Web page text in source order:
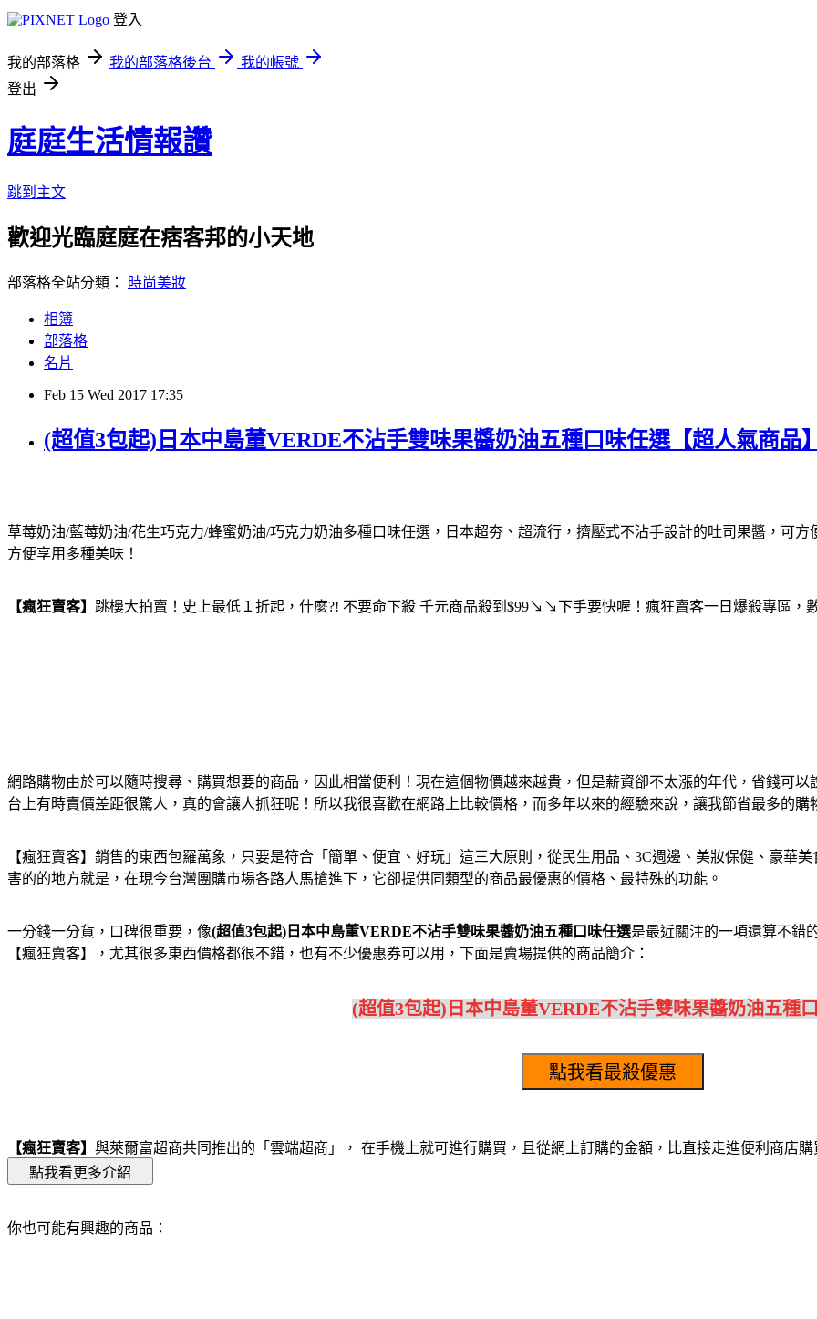
登入
我的部落格 我的部落格後台
我的帳號
登出
庭庭生活情報讚
跳到主文
歡迎光臨庭庭在痞客邦的小天地
部落格全站分類： 時尚美妝
相簿
部落格
名片
Feb 15 Wed 2017 17:35
(超值3包起)日本中島董VERDE不沾手雙味果醬奶油五種口味任選【超人氣商品】
草莓奶油/藍莓奶油/花生巧克力/蜂蜜奶油/巧克力奶油多種口味任選，日本超夯、超流行，擠壓式不沾手設計的吐司果醬，可
方便享用多種美味！
【瘋狂賣客】 跳樓大拍賣！史上最低１折起，什麼?! 不要命下殺 千元商品殺到$99↘↘下手要快喔！瘋狂賣客一日爆殺專區，
網路購物由於可以隨時搜尋、購買想要的商品，因此相當便利！現在這個物價越來越貴，但是薪資卻不太漲的年代，省錢可
台上有時賣價差距很驚人，真的會讓人抓狂呢！所以我很喜歡在網路上比較價格，而多年以來的經驗來說，讓我節省最多的購
【瘋狂賣客】銷售的東西包羅萬象，只要是符合「簡單、便宜、好玩」這三大原則，從民生用品、3C週邊、美妝保健、豪華
害的的地方就是，在現今台灣團購市場各路人馬搶進下，它卻提供同類型的商品最優惠的價格、最特殊的功能。
一分錢一分貨，口碑很重要，像(超值3包起)日本中島董VERDE不沾手雙味果醬奶油五種口味任選是最近關注的一項還算不錯
【瘋狂賣客】，尤其很多東西價格都很不錯，也有不少優惠券可以用，下面是賣場提供的商品簡介：
(超值3包起)日本中島董VERDE不沾手雙味果醬奶油五種
【瘋狂賣客】 與萊爾富超商共同推出的「雲端超商」， 在手機上就可進行購買，且從網上訂購的金額，比直接走進便利商店
你也可能有興趣的商品：